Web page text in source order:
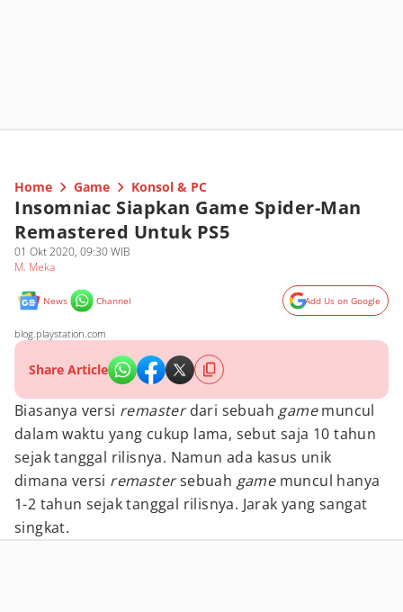
Home Game Konsol & PC
Insomniac Siapkan Game Spider-Man
Remastered Untuk PS5
01 Okt 2020, 09:30 WIB
M. Meka
News Channel Add Us on Google
blog.playstation.com
Share Article
Biasanya versi remasterdari sebuah gamemuncul
dalam waktu yang cukup lama, sebut saja 10 tahun
sejak tanggal rilisnya. Namun ada kasus unik
dimana versi remastersebuah gamemuncul hanya
1-2 tahun sejak tanggal rilisnya. Jarak yang sangat
singkat.